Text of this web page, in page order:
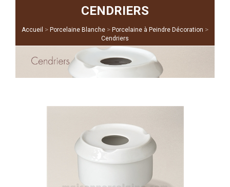
CENDRIERS
Accueil > Porcelaine Blanche > Porcelaine à Peindre Décoration >
Cendriers